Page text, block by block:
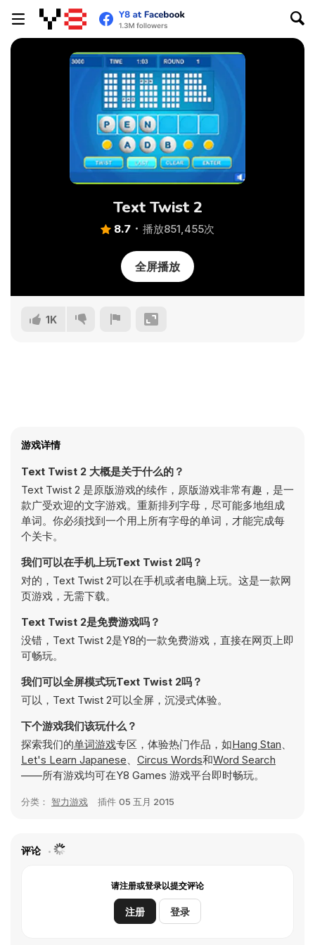
Text Twist 2
8.7 播放851,455次
全屏播放
1K
游戏详情
Text Twist 2 大概是关于什么的？
Text Twist 2 是原版游戏的续作，原版游戏非常有趣，是一
款广受欢迎的文字游戏。重新排列字母，尽可能多地组成
单词。你必须找到一个用上所有字母的单词，才能完成每
个关卡。
我们可以在手机上玩Text Twist 2吗？
对的，Text Twist 2可以在手机或者电脑上玩。这是一款网
页游戏，无需下载。
Text Twist 2是免费游戏吗？
没错，Text Twist 2是Y8的一款免费游戏，直接在网页上即
可畅玩。
我们可以全屏模式玩Text Twist 2吗？
可以，Text Twist 2可以全屏，沉浸式体验。
下个游戏我们该玩什么？
探索我们的单词游戏专区，体验热门作品，如Hang Stan、
Let's Learn Japanese、 Circus Words和Word Search
——所有游戏均可在Y8 Games 游戏平台即时畅玩。
分类： 智力游戏 插件 05 五月 2015
评论
请注册或登录以提交评论
注册 登录